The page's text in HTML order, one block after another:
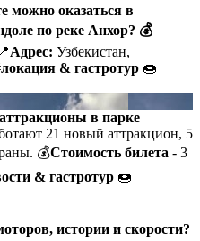
можно оказаться в
по реке Анхор? 💰
Адрес: Узбекистан,
& гастротур 🍩
в парке
21 новый аттракцион, 5
💰Стоимость билета - 3
& гастротур 🍩
истории и скорости?